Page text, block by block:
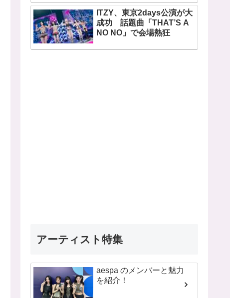
曲「BOOMPALA」MVも公
開
ITZY、東京2days公演が大
成功 話題曲「THAT’S A
NO NO」で会場熱狂
アーティスト特集
aespa のメンバーと魅力
を紹介！